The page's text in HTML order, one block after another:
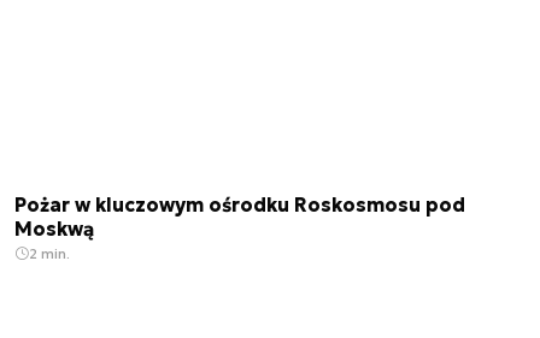
Pożar w kluczowym ośrodku Roskosmosu pod
Moskwą
2 min.